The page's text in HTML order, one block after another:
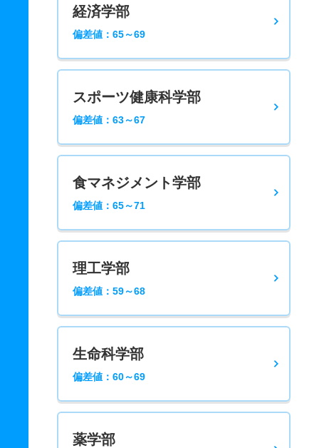
経済学部
偏差値：65～69
スポーツ健康科学部
偏差値：63～67
食マネジメント学部
偏差値：65～71
理工学部
偏差値：59～68
生命科学部
偏差値：60～69
薬学部